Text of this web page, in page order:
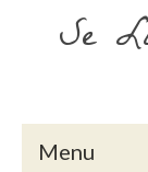
Se
Menu